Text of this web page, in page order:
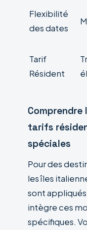
Flexibilité
des dates
Tarif
Résident
tarifs
spéciales
Pour des
les îles
sont
intègre ces
spécifiques.